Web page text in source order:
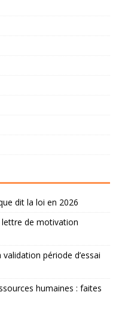
dit la loi en 2026
lettre de motivation
période d’essai
humaines : faites